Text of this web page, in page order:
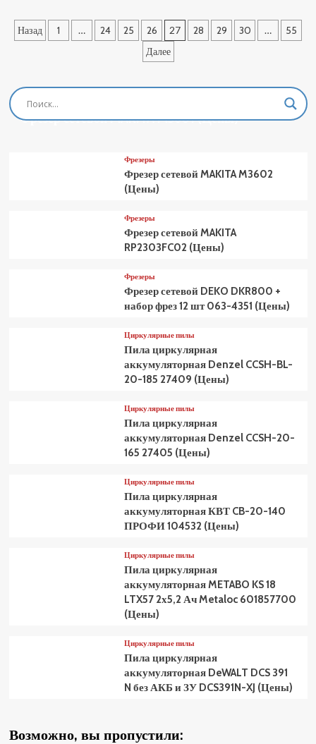
торцовочная
сетевая
1500
Пагинация
Назад 1 … 24 25 26 27 28 29 30 …
55
Далее
Фрезеры
Фрезер сетевой MAKITA M3601 (Цены)
Фрезеры
Фрезер сетевой MAKITA M3602
(Цены)
Фрезеры
Фрезер сетевой MAKITA
RP2303FC02 (Цены)
Фрезеры
Фрезер сетевой DEKO DKR800 +
набор фрез 12 шт 063-4351 (Цены)
Циркулярные пилы
Пила циркулярная
аккумуляторная Denzel CCSH-BL-
20-185 27409 (Цены)
Циркулярные пилы
Пила циркулярная
аккумуляторная Denzel CCSH-20-
165 27405 (Цены)
Циркулярные пилы
Пила циркулярная
аккумуляторная КВТ CB-20-140
ПРОФИ 104532 (Цены)
Циркулярные пилы
Пила циркулярная
аккумуляторная METABO KS 18
LTX57 2х5,2 Ач Metaloc 601857700
(Цены)
Циркулярные пилы
Пила циркулярная
аккумуляторная DeWALT DCS 391
N без АКБ и ЗУ DCS391N-XJ (Цены)
Возможно, вы пропустили: